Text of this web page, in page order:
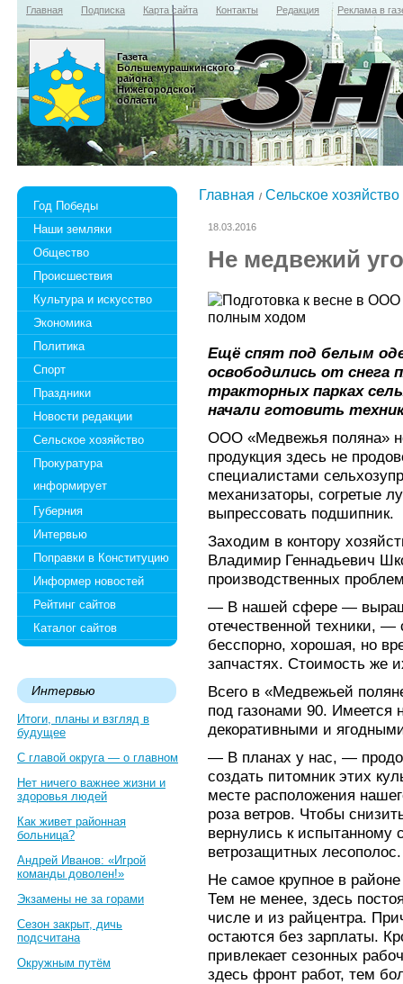
Главная Подписка Карта сайта Контакты Редакция Реклама в
Газета
Большемурашкинского
района
Нижегородской
области
Год Победы
Наши земляки
Общество
Происшествия
Культура и искусство
Экономика
Политика
Спорт
Праздники
Новости редакции
Сельское хозяйство
Прокуратура
информирует
Губерния
Интервью
Поправки в Конституцию
Информер новостей
Рейтинг сайтов
Каталог сайтов
Интервью
Итоги, планы и взгляд в
будущее
С главой округа — о главном
Нет ничего важнее жизни и
здоровья людей
Как живет районная
больница?
Андрей Иванов: «Игрой
команды доволен!»
Экзамены не за горами
Сезон закрыт, дичь
подсчитана
Окружным путём
Главная Сельское хозяйство
18.03.2016
Не медвежий
Ещё спят под белым
освободились от снега
тракторных парках
начали готовить
ООО «Медвежья поляна»
продукция здесь не
специалистами
механизаторы, согретые
выпрессовать подшипник.
Заходим в контору
Владимир Геннадьевич
производственных
— В нашей сфере —
отечественной техники,
бесспорно, хорошая, но
запчастях. Стоимость же
Всего в «Медвежьей
под газонами 90. Имеется
декоративными и
— В планах у нас, —
создать питомник этих
месте расположения
роза ветров. Чтобы
вернулись к испытанному
ветрозащитных
Не самое крупное в
Тем не менее, здесь
числе и из райцентра.
остаются без зарплаты.
привлекает сезонных
здесь фронт работ, тем